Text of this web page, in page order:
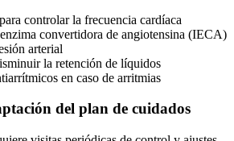
controlar la frecuencia cardíaca
convertidora de angiotensina (IECA)
arterial
la retención de líquidos
en caso de arritmias
del plan de cuidados